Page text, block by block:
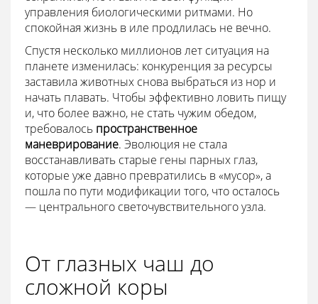
управления биологическими ритмами. Но
спокойная жизнь в иле продлилась не вечно.
Спустя несколько миллионов лет ситуация на
планете изменилась: конкуренция за ресурсы
заставила животных снова выбраться из нор и
начать плавать. Чтобы эффективно ловить пищу
и, что более важно, не стать чужим обедом,
требовалось пространственное
маневрирование. Эволюция не стала
восстанавливать старые гены парных глаз,
которые уже давно превратились в «мусор», а
пошла по пути модификации того, что осталось
— центрального светочувствительного узла.
От глазных чаш до
сложной коры